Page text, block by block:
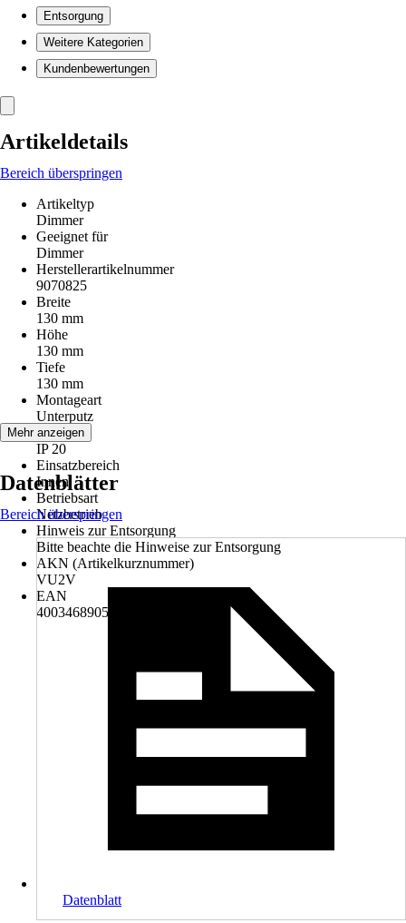
Entsorgung
Weitere Kategorien
Kundenbewertungen
Artikeldetails
Bereich überspringen
Artikeltyp
Dimmer
Geeignet für
Dimmer
Herstellerartikelnummer
9070825
Breite
130 mm
Höhe
130 mm
Tiefe
130 mm
Montageart
Unterputz
Schutzart
IP 20
Einsatzbereich
Innen
Betriebsart
Netzbetrieb
Hinweis zur Entsorgung
Bitte beachte die Hinweise zur Entsorgung
AKN (Artikelkurznummer)
VU2V
EAN
4003468905371
Mehr anzeigen
Datenblätter
Bereich überspringen
Datenblatt